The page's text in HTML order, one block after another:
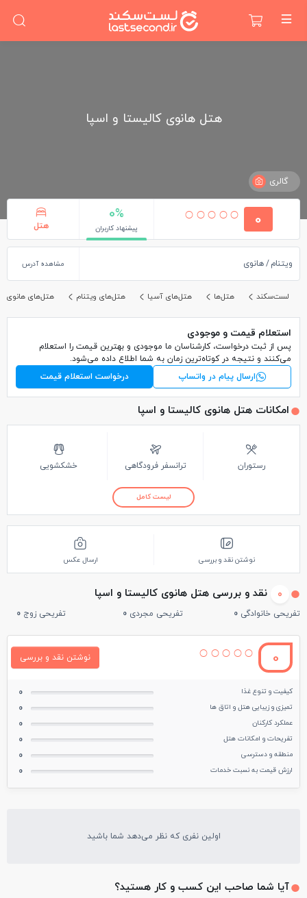
هتل هانوی کالیستا و اسپا
گالری
0
0%
پیشنهاد کاربران هتل
ویتنام هانوی مشاهده آدرس
لست‌سکند هتل‌ها هتل‌های آسیا هتل‌های ویتنام هتل‌های هانوی
استعلام قیمت و موجودی
پس از ثبت درخواست، کارشناسان ما موجودی و بهترین قیمت را استعلام
می‌کنند و نتیجه در کوتاه‌ترین زمان به شما اطلاع داده می‌شود.
ارسال پیام در واتساپ
درخواست استعلام قیمت
امکانات هتل هانوی کالیستا و اسپا
رستوران ترانسفر فرودگاهی خشکشویی
لیست کامل
نوشتن نقد و بررسی ارسال عکس
0 نقد و بررسی هتل هانوی کالیستا و اسپا
تفریحی خانوادگی 0 تفریحی مجردی 0 تفریحی زوج 0
0 نوشتن نقد و بررسی
کیفیت و تنوع غذا 0
تمیزی و زیبایی هتل و اتاق ها 0
عملکرد کارکنان 0
تفریحات و امکانات هتل 0
منطقه و دسترسی 0
ارزش قیمت به نسبت خدمات 0
اولین نفری که نظر می‌دهد شما باشید
آیا شما صاحب این کسب و کار هستید؟